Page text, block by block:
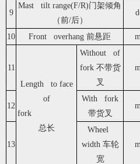
9
Mast tilt range(F/R)门架倾角
（前/后）
10 Front overhang 前悬距
11
Length to face
of
fork
总长
Without of
fork 不带货
叉
12
With fork
带货叉
13
Wheel
width 车轮
宽